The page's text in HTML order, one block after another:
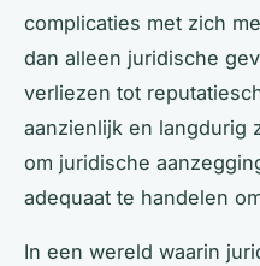
complicaties met zich
dan alleen juridische
verliezen tot
aanzienlijk en langdurig
om juridische
adequaat te handelen
In een wereld waarin